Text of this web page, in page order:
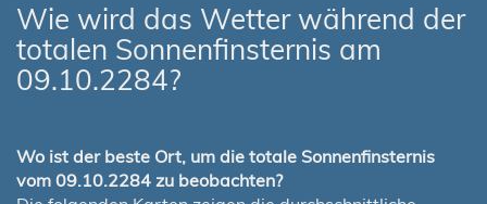
Wie wird das Wetter während der
totalen Sonnenfinsternis am
09.10.2284?
Wo ist der beste Ort, um die totale Sonnenfinsternis
vom 09.10.2284 zu beobachten?